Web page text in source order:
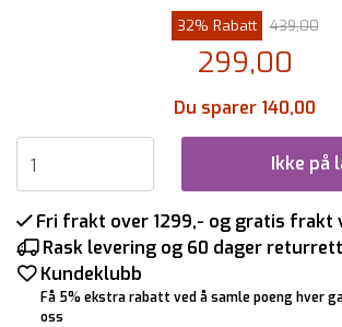
32% Rabatt 439,00
299,00
Du sparer 140,00
Ikke på
Fri frakt over 1299,- og gratis frakt
Rask levering og 60 dager returrett
Kundeklubb
Få 5% ekstra rabatt ved å samle poeng hver
oss